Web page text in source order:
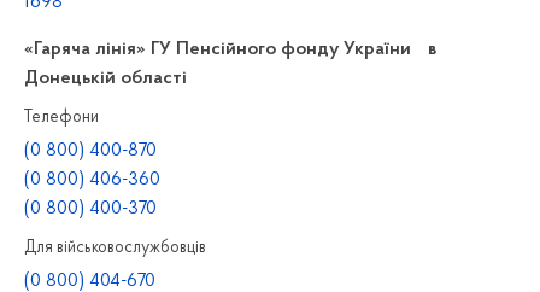
«Гаряча лінія» ГУ Пенсійного фонду України в
Донецькій області
Телефони
(0 800) 400-870
(0 800) 406-360
(0 800) 400-370
Для військовослужбовців
(0 800) 404-670